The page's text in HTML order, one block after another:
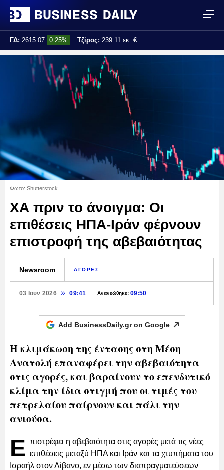
ΓΔ: 2615.07 0.25% Τζίρος: 239.11 εκ. €
Τελ. ενημέρωση:
Φωτο: Shutterstock
ΧΑ πριν το άνοιγμα: Οι
επιθέσεις ΗΠΑ-Ιράν φέρνουν
επιστροφή της αβεβαιότητας
Newsroom ΑΓΟΡΕΣ
03 Ιουν 2026 09:41 Ανανεώθηκε:09:50
Add BusinessDaily.gr on Google
Η κλιμάκωση της έντασης στη Μέση
Ανατολή επαναφέρει την αβεβαιότητα
στις αγορές, και βαραίνουν το επενδυτικό
κλίμα την ίδια στιγμή που οι τιμές του
πετρελαίου παίρνουν και πάλι την
ανιούσα.
Ε πιστρέφει η αβεβαιότητα στις αγορές μετά τις νέες
επιθέσεις μεταξύ ΗΠΑ και Ιράν και τα χτυπήματα του
Ισραήλ στον Λίβανο, εν μέσω των διαπραγματεύσεων